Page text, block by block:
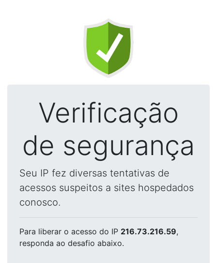
Verificação
de segurança
Seu IP fez diversas tentativas de
acessos suspeitos a sites hospedados
conosco.
Para liberar o acesso do IP 216.73.216.59,
responda ao desafio abaixo.